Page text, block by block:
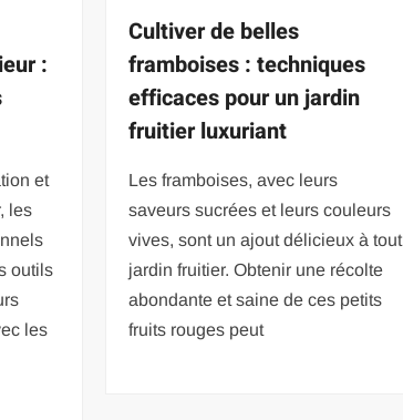
:
et
les
outils
les
Cultiver de belles
framboises : techniques
efficaces pour un jardin
fruitier luxuriant
Les framboises, avec leurs
saveurs sucrées et leurs couleurs
vives, sont un ajout délicieux à tout
jardin fruitier. Obtenir une récolte
abondante et saine de ces petits
fruits rouges peut